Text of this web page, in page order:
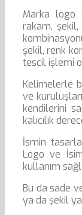
Marka logo
rakam, şekil,
şekil, renk
tescil işlemi
Kelimelerle
ve
kendilerini
kalıcılık
İsmin
Logo ve
kullanım
Bu da sade
ya da şekil